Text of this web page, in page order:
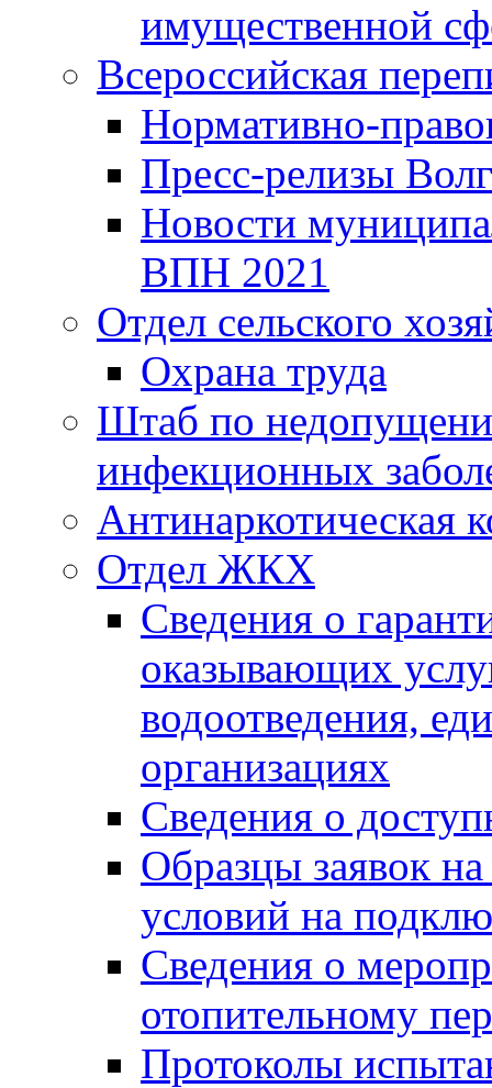
имущественной
Всероссийская
Нормативно-
Пресс-релизы
Новости
ВПН 2021
Отдел сельского
Охрана труда
Штаб по
инфекционных
Антинаркотическая
Отдел ЖКХ
Сведения о
оказывающих
водоотведения,
организациях
Сведения о
Образцы заявок
условий на
Сведения о
отопительному
Протоколы